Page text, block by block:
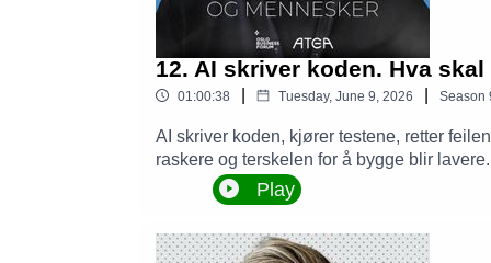
12. AI skriver koden. Hva
01:00:38 Tuesday, June 9, 2026 Season
AI skriver koden, kjører testene, retter
raskere og terskelen for å bygge blir
endrer disse teamene og produktiviteten i
for arbeidsflyten i teamene.Kultur slår
for systemforståelse blir da
Play